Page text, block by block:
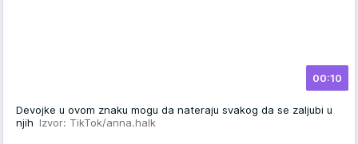
00:10
Devojke u ovom znaku mogu da nateraju svakog da se zaljubi u
njih Izvor: TikTok/anna.halk